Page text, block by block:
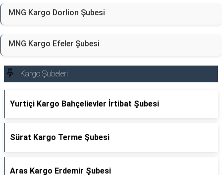
MNG Kargo Dorlion Şubesi
MNG Kargo Efeler Şubesi
Kargo Şubeleri
Yurtiçi Kargo Bahçelievler İrtibat Şubesi
Sürat Kargo Terme Şubesi
Aras Kargo Erdemir Şubesi